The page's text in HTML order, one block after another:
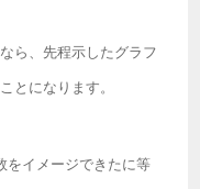
ら、先程示したグラフ
とになります。
をイメージできたに等